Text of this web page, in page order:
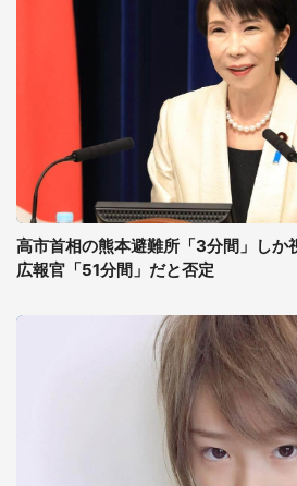
高市首相の熊本避難所「3分間」しか
広報官「51分間」だと否定